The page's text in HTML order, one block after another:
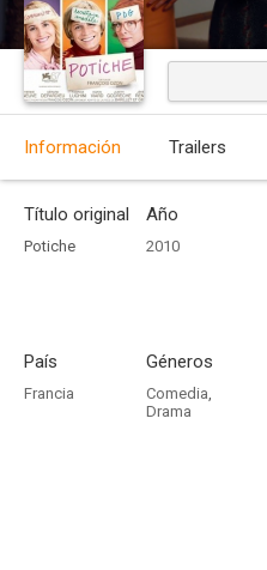
Información Trailers
Título original
Potiche
Año
2010
País
Francia
Géneros
Comedia,
Drama